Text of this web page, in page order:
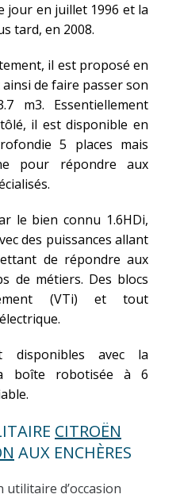
jour en juillet 1996 et la
tard, en 2008.
il est proposé en
de faire passer son
m3. Essentiellement
il est disponible en
5 places mais
pour répondre aux
le bien connu 1.6HDi,
des puissances allant
de répondre aux
de métiers. Des blocs
(VTi) et tout
disponibles avec la
boîte robotisée à 6
CITROËN
AUX ENCHÈRES
d’occasion